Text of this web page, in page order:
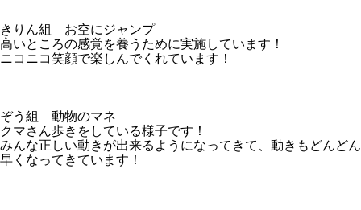
きりん組 お空にジャンプ
高いところの感覚を養うために実施しています！
ニコニコ笑顔で楽しんでくれています！
ぞう組 動物のマネ
クマさん歩きをしている様子です！
みんな正しい動きが出来るようになってきて、動きもどんどん
早くなってきています！